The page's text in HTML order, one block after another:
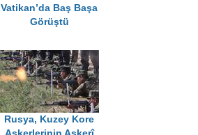
Vatikan’da Baş Başa
Görüştü
Rusya, Kuzey Kore